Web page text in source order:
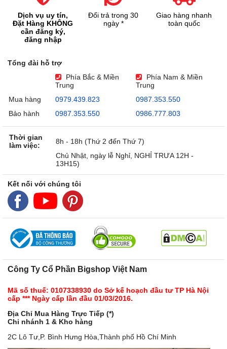
Dịch vụ uy tín,
Đặt Hàng KHÔNG
cần đăng ký,
đăng nhập
Đổi trả trong 30
ngày *
Giao hàng nhanh
toàn quốc
Tổng đài hỗ trợ
Phía Bắc & Miền
Trung
Phía Nam & Miền
Trung
Mua hàng
0979.439.823
0987.353.550
Bảo hành
0987.353.550 0986.777.803
Thời gian
làm việc:
8h - 18h (Thứ 2 đến Thứ 7)
Chủ Nhật, ngày lễ Nghỉ, NGHỈ TRƯA 12H -
13H15)
Kết nối với chúng tôi
Công Ty Cổ Phần Bigshop Việt Nam
Mã số thuế: 0107338930 do Sở kế hoạch đầu tư TP Hà Nội
cấp *** Ngày cấp lần đầu 01/03/2016.
Địa Chỉ Mua Hàng Trực Tiếp (*)
Chi nhánh 1 & Kho hàng
2C Lô Tư,P. Bình Hưng Hòa,Thành phố Hồ Chí Minh